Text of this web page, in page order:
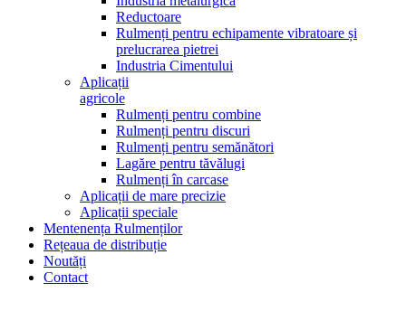
Reductoare
Rulmenți pentru echipamente vibratoare și
prelucrarea pietrei
Industria Cimentului
Aplicații
agricole
Rulmenți pentru combine
Rulmenți pentru discuri
Rulmenți pentru semănători
Lagăre pentru tăvălugi
Rulmenți în carcase
Aplicații de mare precizie
Aplicații speciale
Mentenența Rulmenților
Rețeaua de distribuție
Noutăți
Contact